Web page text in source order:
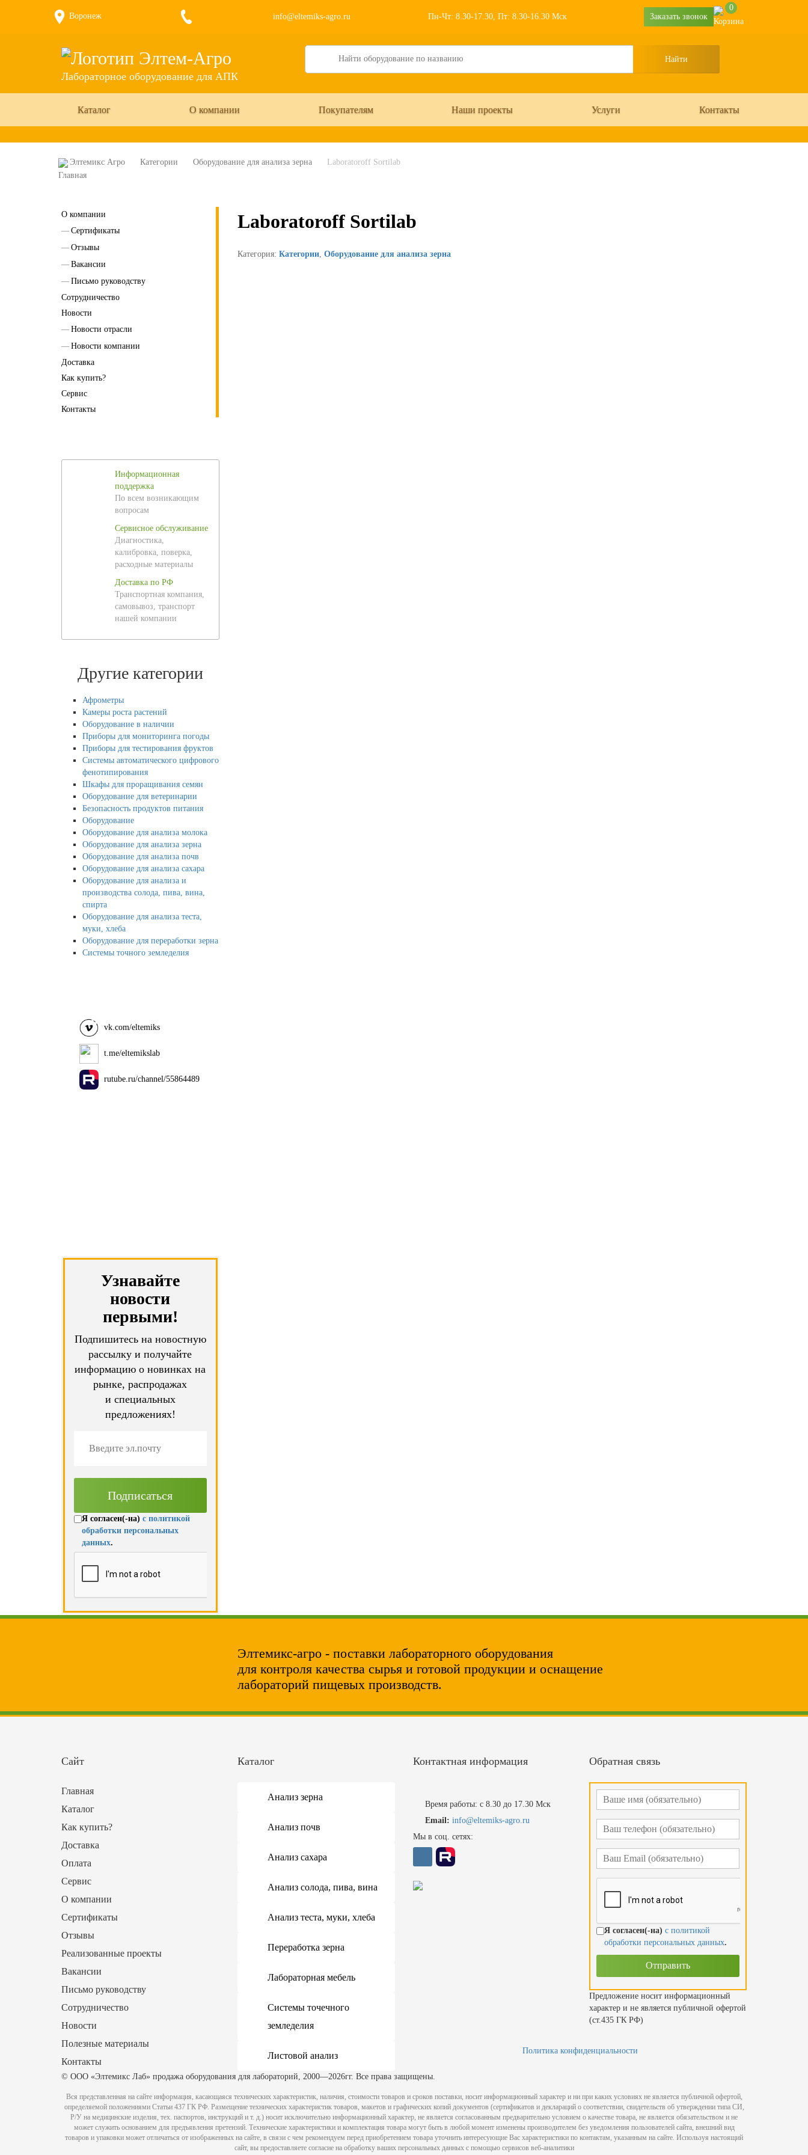
Воронеж info@eltemiks-agro.ru Пн-Чт: 8.30-17.30, Пт: 8.30-16.30 Мск Заказать звонок
0
Лабораторное оборудование для АПК
Search
Каталог О компании Покупателям Наши проекты Услуги Контакты
Элтемикс Агро Категории Оборудование для анализа зерна Laboratoroff Sortilab
Laboratoroff Sortilab
Категория: Категории, Оборудование для анализа зерна
О компании
Сертификаты
Отзывы
Вакансии
Письмо руководству
Сотрудничество
Новости
Новости отрасли
Новости компании
Доставка
Как купить?
Сервис
Контакты
Информационная
поддержка
По всем возникающим
вопросам
Сервисное обслуживание
Диагностика,
калибровка, поверка,
расходные материалы
Доставка по РФ
Транспортная компания,
самовывоз, транспорт
нашей компании
Другие категории
Афрометры
Камеры роста растений
Оборудование в наличии
Приборы для мониторинга погоды
Приборы для тестирования фруктов
Системы автоматического цифрового
фенотипирования
Шкафы для проращивания семян
Оборудование для ветеринарии
Безопасность продуктов питания
Оборудование
Оборудование для анализа молока
Оборудование для анализа зерна
Оборудование для анализа почв
Оборудование для анализа сахара
Оборудование для анализа и
производства солода, пива, вина,
спирта
Оборудование для анализа теста,
муки, хлеба
Оборудование для переработки зерна
Системы точного земледелия
vk.com/eltemiks
t.me/eltemikslab
rutube.ru/channel/55864489
Узнавайте
новости
первыми!
Подпишитесь на новостную
рассылку и получайте
информацию о новинках на
рынке, распродажах
и специальных
предложениях!
Я согласен(-на) с политикой
обработки персональных
данных.
Элтемикс-агро - поставки лабораторного оборудования
для контроля качества сырья и готовой продукции и оснащение
лабораторий пищевых производств.
Сайт
Главная
Каталог
Как купить?
Доставка
Оплата
Сервис
О компании
Сертификаты
Отзывы
Реализованные проекты
Вакансии
Письмо руководству
Сотрудничество
Новости
Полезные материалы
Контакты
Каталог
Анализ зерна
Анализ почв
Анализ сахара
Анализ солода, пива, вина
Анализ теста, муки, хлеба
Переработка зерна
Лабораторная мебель
Системы точечного
земледелия
Листовой анализ
Контактная информация
Время работы: с 8.30 до 17.30 Мск
Email: info@eltemiks-agro.ru
Мы в соц. сетях:
Обратная связь
Я согласен(-на) с политикой
обработки персональных данных.
Предложение носит информационный
характер и не является публичной офертой
(ст.435 ГК РФ)
© ООО «Элтемикс Лаб» продажа оборудования для лабораторий, 2000—2026гг. Все права защищены.
Вся представленная на сайте информация, касающаяся технических характеристик, наличия, стоимости товаров и сроков поставки, носит информационный характер и ни при каких условиях не является публичной офертой,
определяемой положениями Статьи 437 ГК РФ. Размещение технических характеристик товаров, макетов и графических копий документов (сертификатов и деклараций о соответствии, свидетельств об утверждении типа СИ,
Р/У на медицинские изделия, тех. паспортов, инструкций и т. д.) носит исключительно информационный характер, не является согласованным предварительно условием о качестве товара, не является обязательством и не
может служить основанием для предъявления претензий. Технические характеристики и комплектация товара могут быть в любой момент изменены производителем без уведомления пользователей сайта, внешний вид
товаров и упаковки может отличаться от изображенных на сайте, в связи с чем рекомендуем перед приобретением товара уточнить интересующие Вас характеристики по контактам, указанным на сайте. Используя настоящий
сайт, вы предоставляете согласие на обработку ваших персональных данных с помощью сервисов веб-аналитики
Политика конфиденциальности